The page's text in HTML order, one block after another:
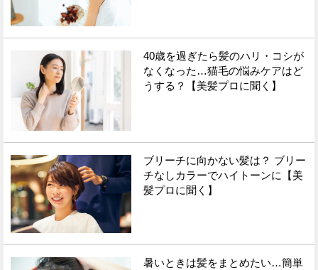
40歳を過ぎたら髪のハリ・コシが
なくなった…猫毛の悩みケアはど
うする？【美髪プロに聞く】
ブリーチに向かない髪は？ ブリー
チなしカラーでハイトーンに【美
髪プロに聞く】
暑いときは髪をまとめたい…簡単